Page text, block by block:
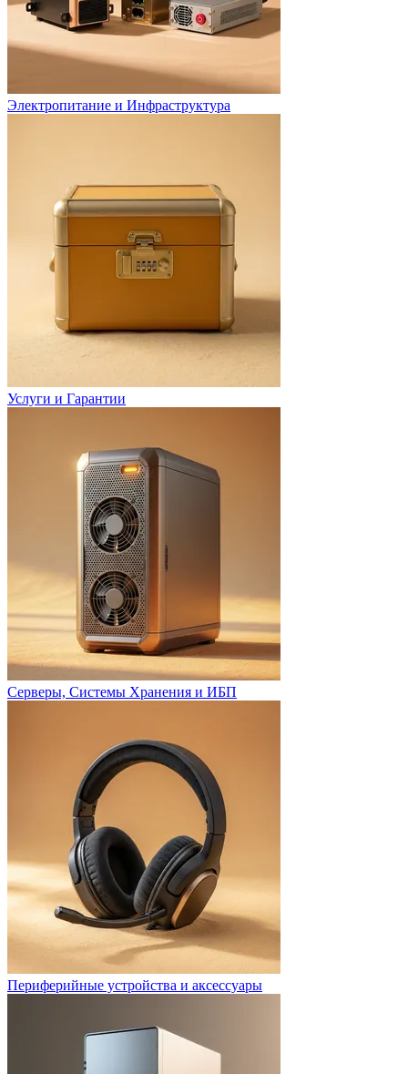
Электропитание и Инфраструктура
Услуги и Гарантии
Серверы, Системы Хранения и ИБП
Периферийные устройства и аксессуары